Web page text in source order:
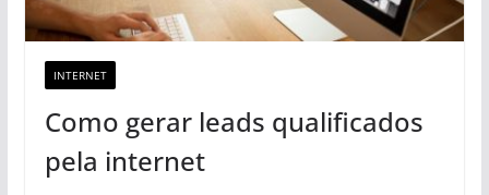
INTERNET
Como gerar leads qualificados
pela internet